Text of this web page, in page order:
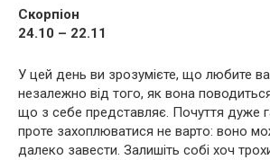
Скорпіон
24.10 – 22.11
У цей день ви зрозумієте, що любите
незалежно від того, як вона
що з себе представляє. Почуття дуже
проте захоплюватися не варто: воно
далеко завести. Залишіть собі хоч